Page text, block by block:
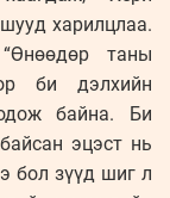
харилцлаа.
таны
би дэлхийн
байна. Би
эцэст нь
бол зүүд шиг л